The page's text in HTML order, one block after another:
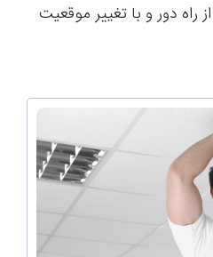
راه دور و با تغییر موقعیت